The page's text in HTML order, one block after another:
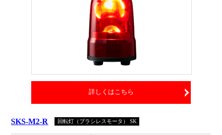
詳しくはこちら
SKS-M2-R 回転灯（ブラシレスモータ） SK